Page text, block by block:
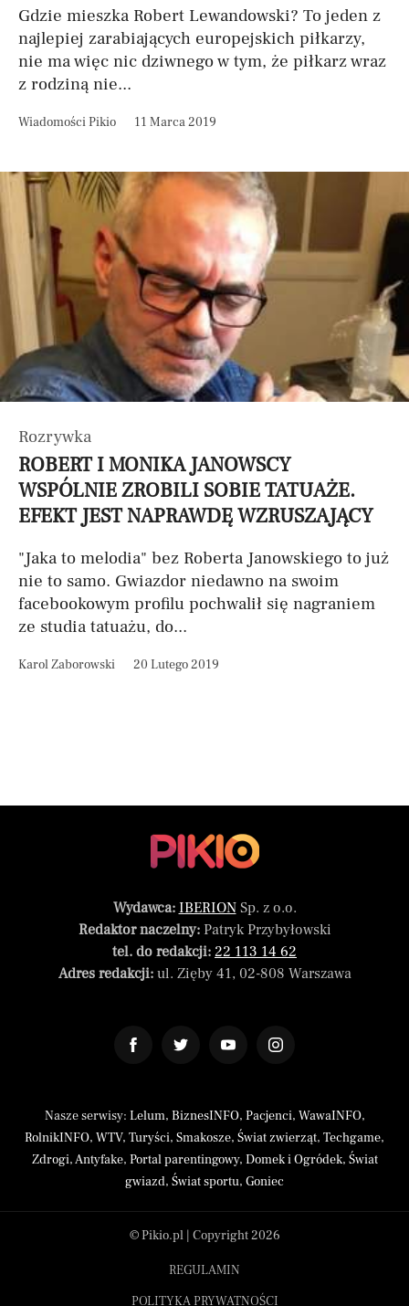
Gdzie mieszka Robert Lewandowski? To jeden z
najlepiej zarabiających europejskich piłkarzy,
nie ma więc nic dziwnego w tym, że piłkarz wraz
z rodziną nie...
Wiadomości Pikio 11 Marca 2019
Rozrywka
ROBERT I MONIKA JANOWSCY
WSPÓLNIE ZROBILI SOBIE TATUAŻE.
EFEKT JEST NAPRAWDĘ WZRUSZAJĄCY
"Jaka to melodia" bez Roberta Janowskiego to już
nie to samo. Gwiazdor niedawno na swoim
facebookowym profilu pochwalił się nagraniem
ze studia tatuażu, do...
Karol Zaborowski 20 Lutego 2019
Wydawca: IBERIONSp. z o.o.
Redaktor naczelny:Patryk Przybyłowski
tel. do redakcji: 22 113 14 62
Adres redakcji:ul. Zięby 41, 02-808 Warszawa
Nasze serwisy: Lelum, BiznesINFO, Pacjenci, WawaINFO,
RolnikINFO, WTV, Turyści, Smakosze, Świat zwierząt, Techgame,
Zdrogi,Antyfake, Portal parentingowy, Domek i Ogródek, Świat
gwiazd, Świat sportu, Goniec
© Pikio.pl | Copyright 2026
REGULAMIN
POLITYKA PRYWATNOŚCI